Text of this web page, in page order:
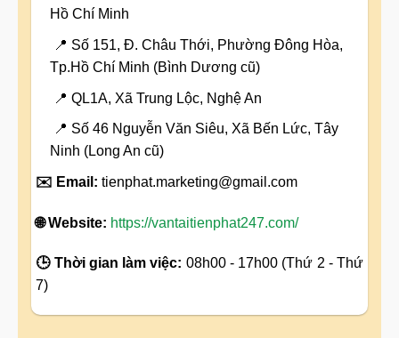
Hồ Chí Minh
📍 Số 151, Đ. Châu Thới, Phường Đông Hòa,
Tp.Hồ Chí Minh (Bình Dương cũ)
📍 QL1A, Xã Trung Lộc, Nghệ An
📍 Số 46 Nguyễn Văn Siêu, Xã Bến Lức, Tây
Ninh (Long An cũ)
✉️ Email: tienphat.marketing@gmail.com
🌐 Website: https://vantaitienphat247.com/
🕒 Thời gian làm việc: 08h00 - 17h00 (Thứ 2 - Thứ
7)